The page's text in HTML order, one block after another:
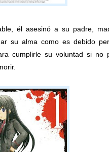
él asesinó a su padre,
su alma como es debido
cumplirle su voluntad si no